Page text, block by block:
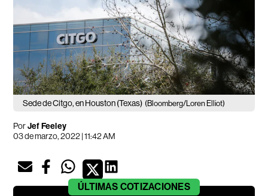
Sede de Citgo, en Houston (Texas) (Bloomberg/Loren Elliot)
PorJef Feeley
03 de marzo, 2022 | 11:42 AM
ÚLTIMAS COTIZACIONES